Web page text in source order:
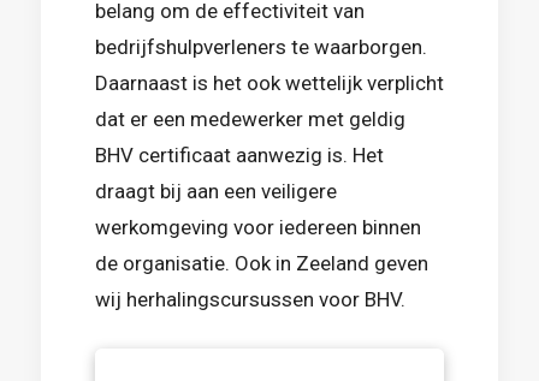
belang om de effectiviteit van
bedrijfshulpverleners te waarborgen.
Daarnaast is het ook wettelijk verplicht
dat er een medewerker met geldig
BHV certificaat aanwezig is. Het
draagt bij aan een veiligere
werkomgeving voor iedereen binnen
de organisatie. Ook in Zeeland geven
wij herhalingscursussen voor BHV.